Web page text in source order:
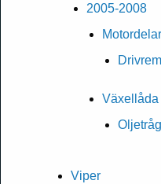
2005-2008
Motordelar
Växellåda
Viper